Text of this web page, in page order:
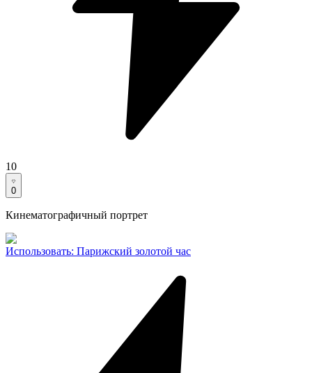
10
0
Кинематографичный портрет
Использовать: Парижский золотой час